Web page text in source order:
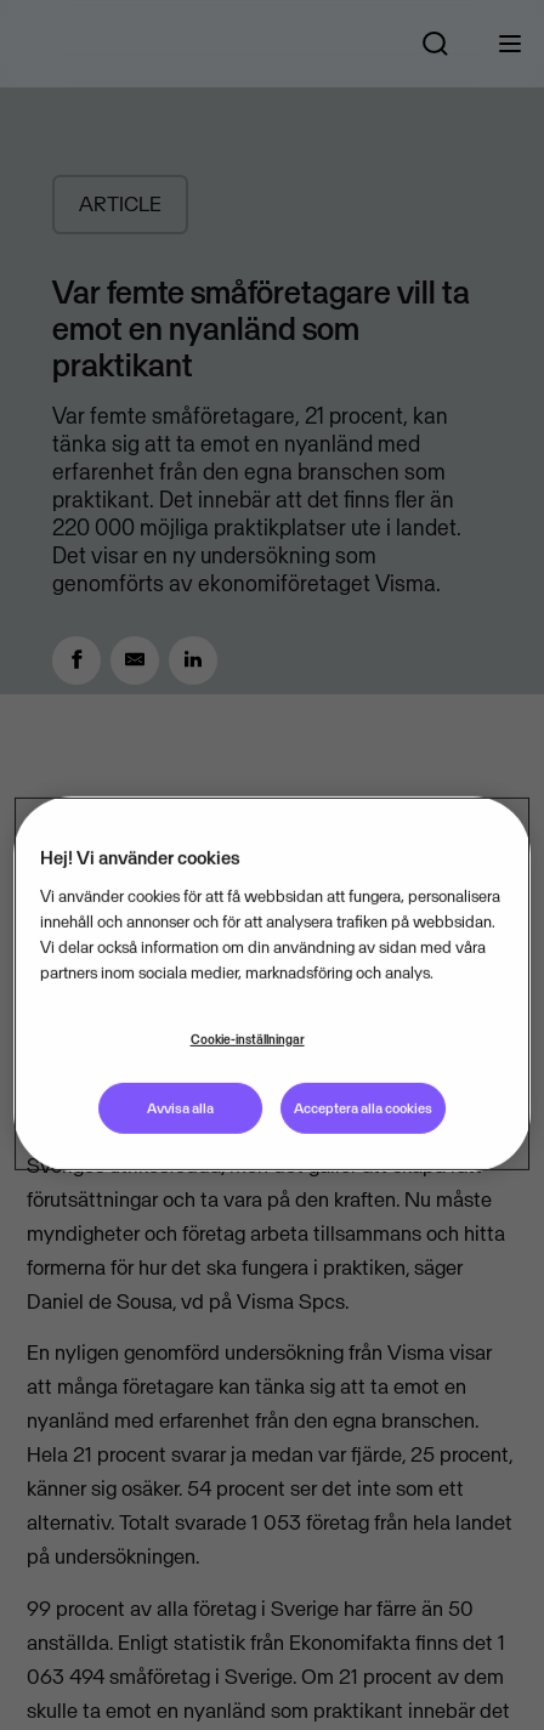
ARTICLE
Var femte småföretagare vill ta
emot en nyanländ som
praktikant
Var femte småföretagare, 21 procent, kan
tänka sig att ta emot en nyanländ med
erfarenhet från den egna branschen som
praktikant. Det innebär att det finns fler än
220 000 möjliga praktikplatser ute i landet.
Det visar en ny undersökning som
genomförts av ekonomiföretaget Visma.
Var femte småföretagare, 21 procent, kan tänka sig
att ta emot en nyanländ med erfarenhet från den
egna branschen som praktikant. Det innebär att det
landet. Det visar en ny undersökning som
genomförts av ekonomiföretaget Visma.
– Det finns många driftiga entreprenörer bland
Sveriges utrikesfödda, men det gäller att skapa rätt
förutsättningar och ta vara på den kraften. Nu måste
myndigheter och företag arbeta tillsammans och hitta
formerna för hur det ska fungera i praktiken, säger
Daniel de Sousa, vd på Visma Spcs.
En nyligen genomförd undersökning från Visma visar
att många företagare kan tänka sig att ta emot en
nyanländ med erfarenhet från den egna branschen.
Hela 21 procent svarar ja medan var fjärde, 25 procent,
känner sig osäker. 54 procent ser det inte som ett
alternativ. Totalt svarade 1 053 företag från hela landet
på undersökningen.
99 procent av alla företag i Sverige har färre än 50
anställda. Enligt statistik från Ekonomifakta finns det 1
063 494 småföretag i Sverige. Om 21 procent av dem
skulle ta emot en nyanländ som praktikant innebär det
Hej! Vi använder cookies
Vi använder cookies för att få webbsidan att fungera, personalisera
innehåll och annonser och för att analysera trafiken på webbsidan.
Vi delar också information om din användning av sidan med våra
partners inom sociala medier, marknadsföring och analys.
Cookie-inställningar
Avvisa alla Acceptera alla cookies